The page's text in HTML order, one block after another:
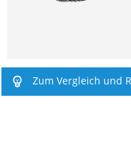
Zum Vergleich und